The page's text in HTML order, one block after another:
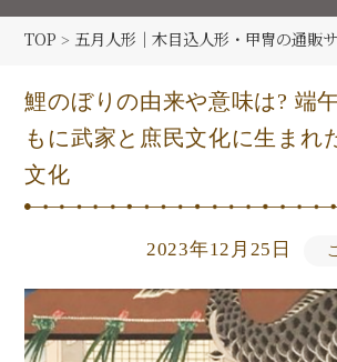
TOP > 五月人形｜木目込人形・甲冑の通販
鯉のぼりの由来や意味は? 端
もに武家と庶民文化に生まれ
文化
2023年12月25日